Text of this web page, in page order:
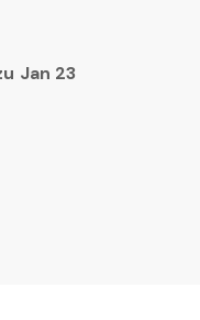
Jan 23